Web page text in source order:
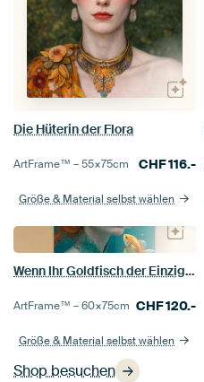
Shop besuchen
Die Hüterin der Flora
ArtFrame™ –55×75cm CHF116.-
Größe & Material selbst wählen
Wenn Ihr Goldfisch der Einzige ist, der Sie wirklich versteht
ArtFrame™ –60×75cm CHF120.-
Größe & Material selbst wählen